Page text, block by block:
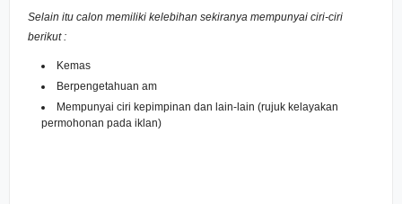
Selain itu calon memiliki kelebihan sekiranya mempunyai ciri-ciri
berikut :
Kemas
Berpengetahuan am
Mempunyai ciri kepimpinan dan lain-lain (rujuk kelayakan
permohonan pada iklan)